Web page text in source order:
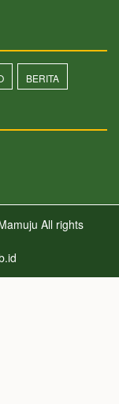
BERITA
All rights